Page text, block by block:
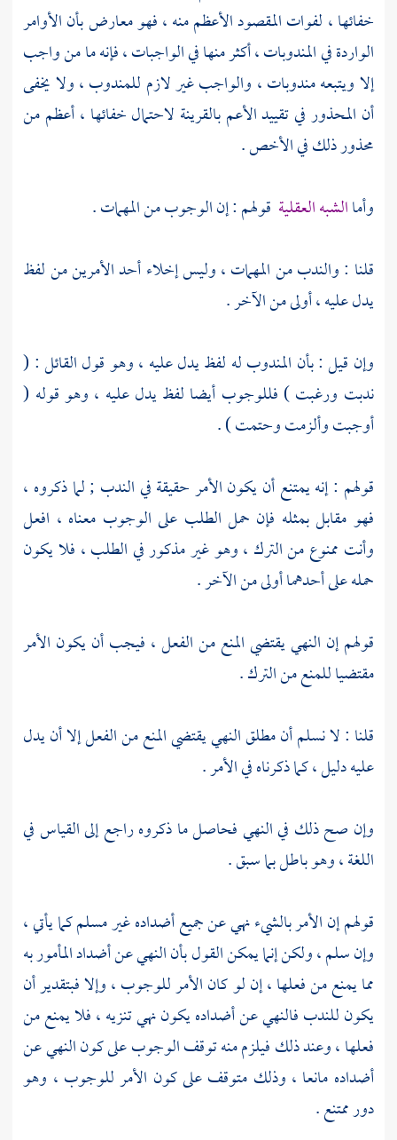
خفائها ، لفوات المقصود الأعظم منه ، فهو معارض بأن الأوامر
الواردة في المندوبات ، أكثر منها في الواجبات ، فإنه ما من واجب
إلا ويتبعه مندوبات ، والواجب غير لازم للمندوب ، ولا يخفى
أن المحذور في تقييد الأعم بالقرينة لاحتمال خفائها ، أعظم من
محذور ذلك في الأخص .
وأماالشبه العقلية قولهم : إن الوجوب من المهمات .
قلنا : والندب من المهمات ، وليس إخلاء أحد الأمرين من لفظ
يدل عليه ، أولى من الآخر .
وإن قيل : بأن المندوب له لفظ يدل عليه ، وهو قول القائل : (
ندبت ورغبت ) فللوجوب أيضا لفظ يدل عليه ، وهو قوله (
أوجبت وألزمت وحتمت ) .
قولهم : إنه يمتنع أن يكون الأمر حقيقة في الندب ; لما ذكروه ،
فهو مقابل بمثله فإن حمل الطلب على الوجوب معناه ، افعل
وأنت ممنوع من الترك ، وهو غير مذكور في الطلب ، فلا يكون
حمله على أحدهما أولى من الآخر .
قولهم إن النهي يقتضي المنع من الفعل ، فيجب أن يكون الأمر
مقتضيا للمنع من الترك .
قلنا : لا نسلم أن مطلق النهي يقتضي المنع من الفعل إلا أن يدل
عليه دليل ، كما ذكرناه في الأمر .
وإن صح ذلك في النهي فحاصل ما ذكروه راجع إلى القياس في
اللغة ، وهو باطل بما سبق .
قولهم إن الأمر بالشيء نهي عن جميع أضداده غير مسلم كما يأتي ،
وإن سلم ، ولكن إنما يمكن القول بأن النهي عن أضداد المأمور به
مما يمنع من فعلها ، إن لو كان الأمر للوجوب ، وإلا فبتقدير أن
يكون للندب فالنهي عن أضداده يكون نهي تنزيه ، فلا يمنع من
فعلها ، وعند ذلك فيلزم منه توقف الوجوب على كون النهي عن
أضداده مانعا ، وذلك متوقف على كون الأمر للوجوب ، وهو
دور ممتنع .